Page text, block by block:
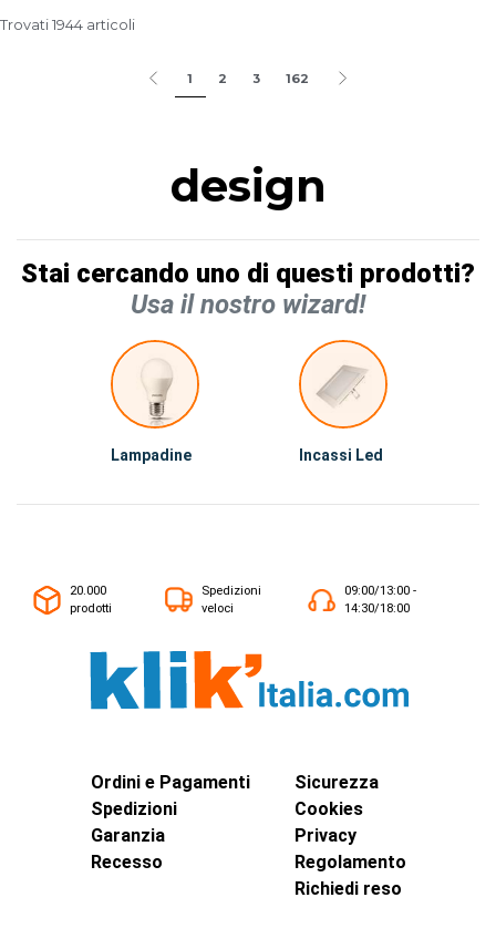
Trovati 1944 articoli
1 2 3 162
design
Stai cercando uno di questi prodotti?
Usa il nostro wizard!
Lampadine Incassi Led
20.000
prodotti
Spedizioni
veloci
09:00/13:00 -
14:30/18:00
Ordini e Pagamenti
Spedizioni
Garanzia
Recesso
Sicurezza
Cookies
Privacy
Regolamento
Richiedi reso